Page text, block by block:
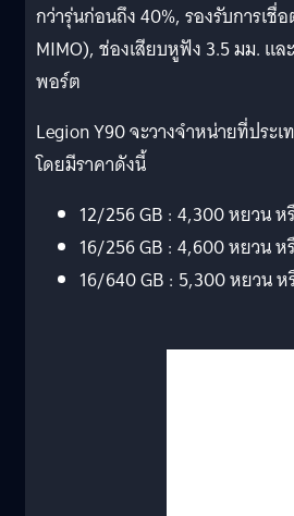
กว่ารุ่นก่อนถึง 40%, รองรับการเชื่
MIMO), ช่องเสียบหูฟัง 3.5 มม. แล
พอร์ต
Legion Y90 จะวางจำหน่ายที่ประ
โดยมีราคาดังนี้
12/256 GB : 4,300 หยวน
16/256 GB : 4,600 หยวน
16/640 GB : 5,300 หยวน